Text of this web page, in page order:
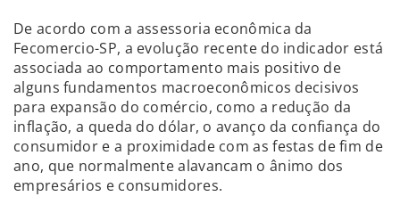
De acordo com a assessoria econômica da
Fecomercio-SP, a evolução recente do indicador está
associada ao comportamento mais positivo de
alguns fundamentos macroeconômicos decisivos
para expansão do comércio, como a redução da
inflação, a queda do dólar, o avanço da confiança do
consumidor e a proximidade com as festas de fim de
ano, que normalmente alavancam o ânimo dos
empresários e consumidores.